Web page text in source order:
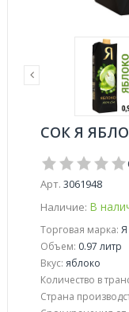
СОК Я
Арт. 3061948
Наличие: В
Торговая марка: Я
Объем: 0.97 литр
Вкус: яблоко
Количество в
Страна